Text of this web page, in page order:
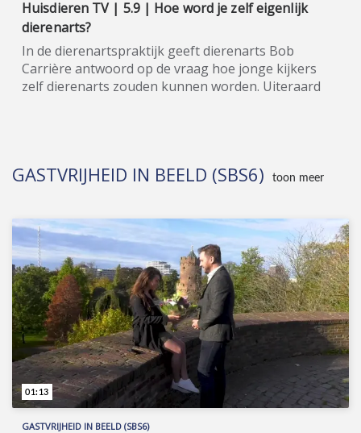
Huisdieren TV | 5.9 | Hoe word je zelf eigenlijk
dierenarts?
In de dierenartspraktijk geeft dierenarts Bob
Carrière antwoord op de vraag hoe jonge kijkers
zelf dierenarts zouden kunnen worden. Uiteraard
Wil je de hele aflevering bekijken of meer weten
www.sbs6.nl/huisdierentv.
GASTVRIJHEID IN BEELD (SBS6) toon meer
GASTVRIJHEID IN BEELD (SBS6)
01:13